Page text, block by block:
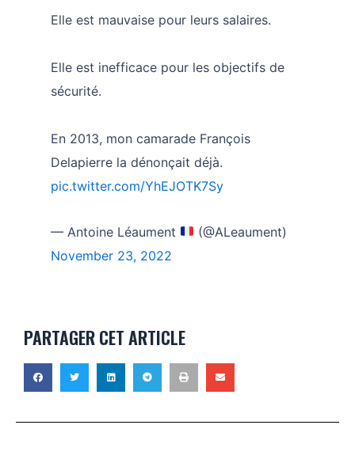
Elle est mauvaise pour leurs salaires.
Elle est inefficace pour les objectifs de
sécurité.
En 2013, mon camarade François
Delapierre la dénonçait déjà.
pic.twitter.com/YhEJOTK7Sy
— Antoine Léaument
(@ALeaument)
November 23, 2022
PARTAGER CET ARTICLE